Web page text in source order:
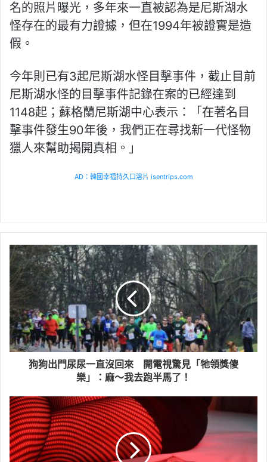
名的照片曝光，多年來一直被認為是尼斯湖水
怪存在的最有力證據，但在1994年被證實是造
假。
今年則已有3起尼斯湖水怪目擊事件，截止目前
尼斯湖水怪的目擊事件記錄在案的已經達到
1148起；蘇格蘭尼斯湖中心表示：「在著名目
擊事件發生90年後，我們正在尋找新一代怪物
獵人來幫助揭開真相。」
AD：韓國幸福持久口溶片 isentrips.com
狗狗出門尿尿一直沒回來 開電視驚見「牠領獎傻
樂」：麻～我去跑半馬了！